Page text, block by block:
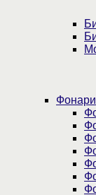
Фонари